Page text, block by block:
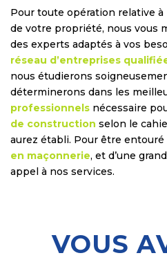
Pour toute opération relative à
de votre propriété, nous vous
des experts adaptés à vos
réseau d’entreprises
nous étudierons
déterminerons dans les
professionnels nécessaire
de construction selon le
aurez établi. Pour être entouré
en maçonnerie, et d’une
appel à nos services.
VOUS